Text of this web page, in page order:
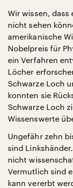
Wir wissen, dass
nicht sehen
amerikanische
Nobelpreis für
ein Verfahren
Löcher
Schwarze Loch
konnten sie
Schwarze Loch
Wissenswerte
Ungefähr zehn
sind
nicht
Vermutlich sind
kann vererbt